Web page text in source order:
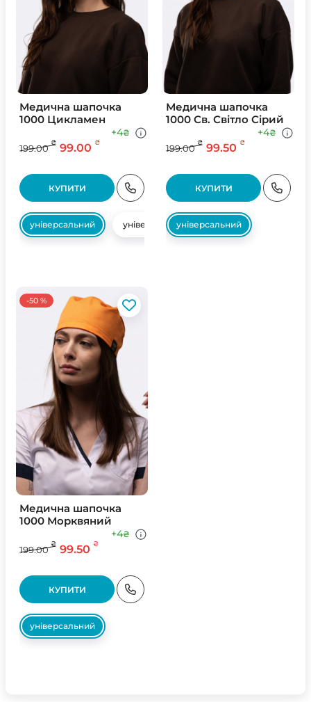
Медична шапочка
1000 Цикламен
199.00
₴ 99.00 ₴
+4₴
КУПИТИ
універсальний універсальний
Медична шапочка
1000 Св. Свiтло Сiрий
199.00
₴ 99.50 ₴
+4₴
КУПИТИ
універсальний
-50 %
Медична шапочка
1000 Морквяний
199.00
₴ 99.50 ₴
+4₴
КУПИТИ
універсальний